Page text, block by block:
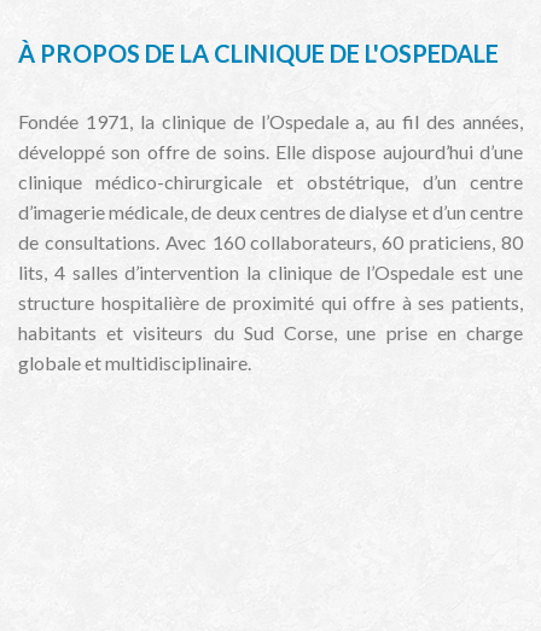
À PROPOS DE LA CLINIQUE DE L'OSPEDALE
Fondée 1971, la clinique de l’Ospedale a, au fil des années,
développé son offre de soins. Elle dispose aujourd’hui d’une
clinique médico-chirurgicale et obstétrique, d’un centre
d’imagerie médicale, de deux centres de dialyse et d’un centre
de consultations. Avec 160 collaborateurs, 60 praticiens, 80
lits, 4 salles d’intervention la clinique de l’Ospedale est une
structure hospitalière de proximité qui offre à ses patients,
habitants et visiteurs du Sud Corse, une prise en charge
globale et multidisciplinaire.